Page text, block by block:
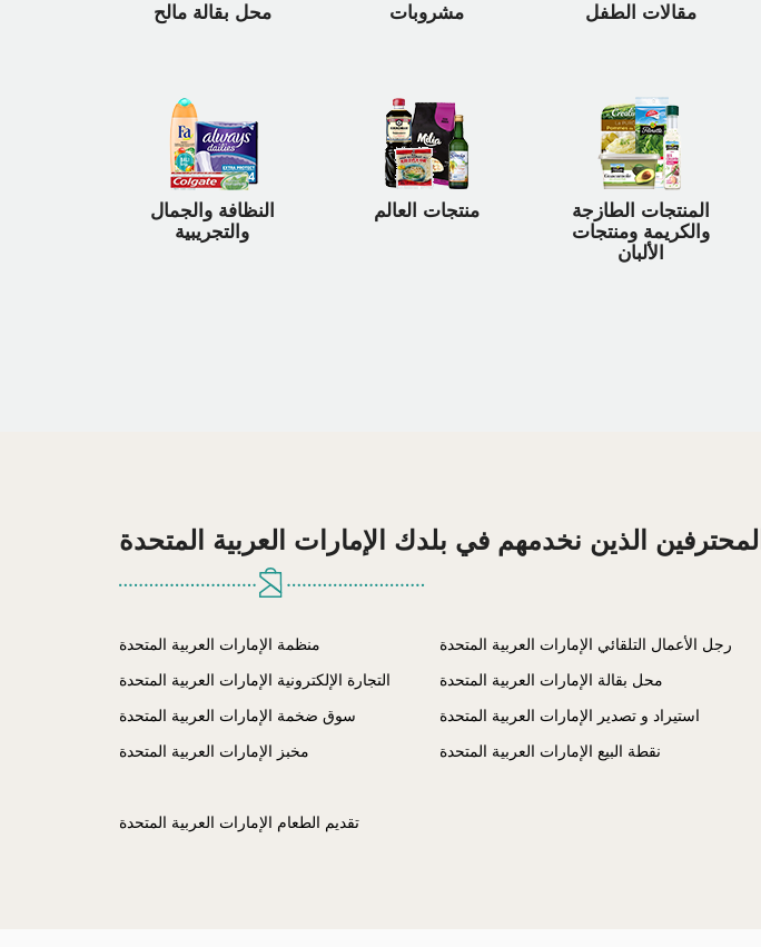
محل بقالة مالح مشروبات مقالات الطفل
النظافة والجمال
والتجريبية
منتجات العالم
المنتجات الطازجة
والكريمة ومنتجات
الألبان
المحترفين الذين نخدمهم في بلدك الإمارات العربية المتحدة
منظمة الإمارات العربية المتحدة رجل الأعمال التلقائي الإمارات العربية المتحدة
التجارة الإلكترونية الإمارات العربية المتحدة
محل بقالة الإمارات العربية المتحدة
سوق ضخمة الإمارات العربية المتحدة
استيراد و تصدير الإمارات العربية المتحدة
مخبز الإمارات العربية المتحدة
نقطة البيع الإمارات العربية المتحدة
تقديم الطعام الإمارات العربية المتحدة